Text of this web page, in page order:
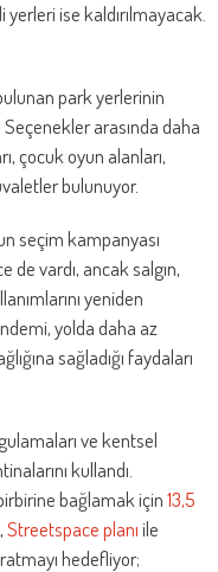
ise kaldırılmayacak.
park yerlerinin
Seçenekler arasında daha
çocuk oyun alanları,
bulunuyor.
seçim kampanyası
de vardı, ancak salgın,
yeniden
yolda daha az
sağladığı faydaları
ve kentsel
kullandı.
bağlamak için13,5
Streetspace planıile
hedefliyor;